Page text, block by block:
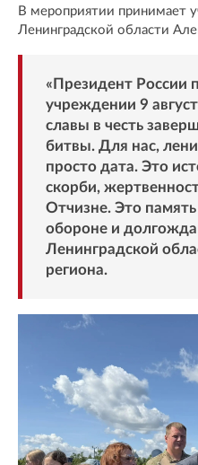
В мероприятии принимает
Ленинградской области
«Президент России
учреждении 9
славы в честь
битвы. Для нас,
просто дата. Это
скорби,
Отчизне. Это
обороне и
Ленинградской
региона.